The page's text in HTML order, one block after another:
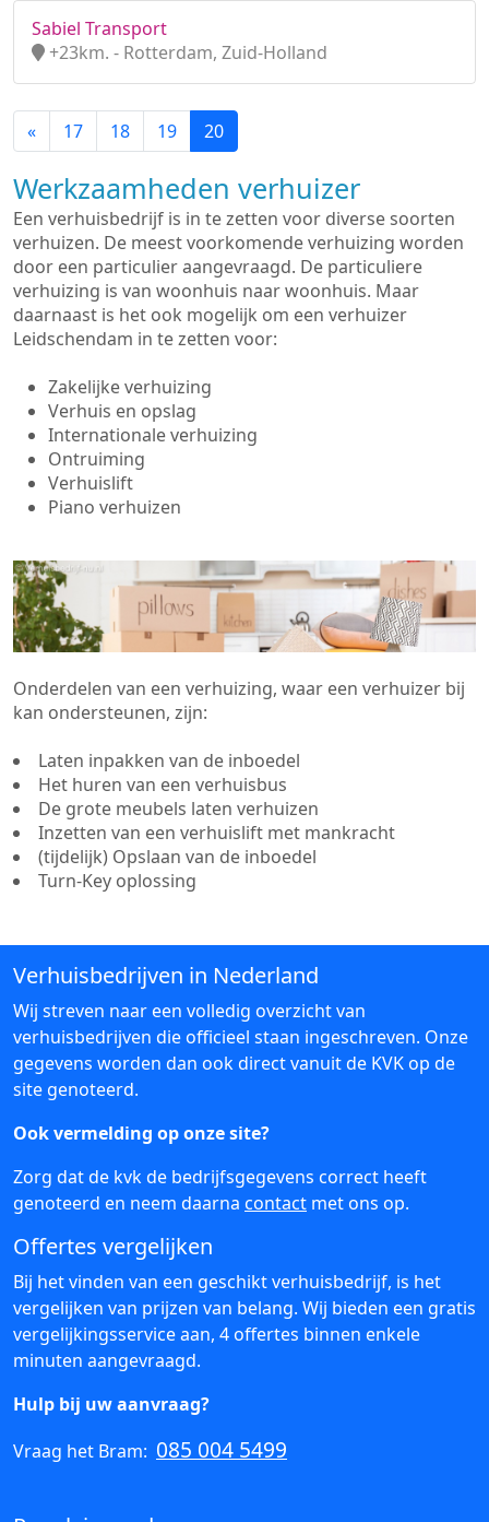
Sabiel Transport
+23km. - Rotterdam, Zuid-Holland
« 17 18 19 20
Werkzaamheden verhuizer
Een verhuisbedrijf is in te zetten voor diverse soorten
verhuizen. De meest voorkomende verhuizing worden
door een particulier aangevraagd. De particuliere
verhuizing is van woonhuis naar woonhuis. Maar
daarnaast is het ook mogelijk om een verhuizer
Leidschendam in te zetten voor:
Zakelijke verhuizing
Verhuis en opslag
Internationale verhuizing
Ontruiming
Verhuislift
Piano verhuizen
Onderdelen van een verhuizing, waar een verhuizer bij
kan ondersteunen, zijn:
Laten inpakken van de inboedel
Het huren van een verhuisbus
De grote meubels laten verhuizen
Inzetten van een verhuislift met mankracht
(tijdelijk) Opslaan van de inboedel
Turn-Key oplossing
Verhuisbedrijven in Nederland
Wij streven naar een volledig overzicht van
verhuisbedrijven die officieel staan ingeschreven. Onze
gegevens worden dan ook direct vanuit de KVK op de
site genoteerd.
Ook vermelding op onze site?
Zorg dat de kvk de bedrijfsgegevens correct heeft
genoteerd en neem daarna contact met ons op.
Offertes vergelijken
Bij het vinden van een geschikt verhuisbedrijf, is het
vergelijken van prijzen van belang. Wij bieden een gratis
vergelijkingsservice aan, 4 offertes binnen enkele
minuten aangevraagd.
Hulp bij uw aanvraag?
Vraag het Bram: 085 004 5499